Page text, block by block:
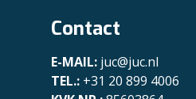
Contact
E-MAIL: juc@juc.nl
TEL.: +31 20 899 4006